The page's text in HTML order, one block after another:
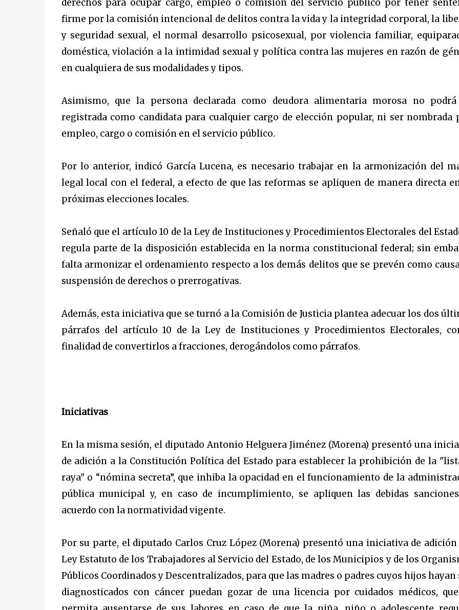
derechos para ocupar cargo, empleo o comisión del servicio público por tener
firme por la comisión intencional de delitos contra la vida y la integridad corporal, la
y seguridad sexual, el normal desarrollo psicosexual, por violencia familiar,
doméstica, violación a la intimidad sexual y política contra las mujeres en razón de
en cualquiera de sus modalidades y tipos.
Asimismo, que la persona declarada como deudora alimentaria morosa no
registrada como candidata para cualquier cargo de elección popular, ni ser nombrada
empleo, cargo o comisión en el servicio público.
Por lo anterior, indicó García Lucena, es necesario trabajar en la armonización del
legal local con el federal, a efecto de que las reformas se apliquen de manera directa
próximas elecciones locales.
Señaló que el artículo 10 de la Ley de Instituciones y Procedimientos Electorales del
regula parte de la disposición establecida en la norma constitucional federal; sin
falta armonizar el ordenamiento respecto a los demás delitos que se prevén como
suspensión de derechos o prerrogativas.
Además, esta iniciativa que se turnó a la Comisión de Justicia plantea adecuar los dos
párrafos del artículo 10 de la Ley de Instituciones y Procedimientos Electorales,
finalidad de convertirlos a fracciones, derogándolos como párrafos.
Iniciativas
En la misma sesión, el diputado Antonio Helguera Jiménez (Morena) presentó una
de adición a la Constitución Política del Estado para establecer la prohibición de la
raya" o “nómina secreta”, que inhiba la opacidad en el funcionamiento de la
pública municipal y, en caso de incumplimiento, se apliquen las debidas
acuerdo con la normatividad vigente.
Por su parte, el diputado Carlos Cruz López (Morena) presentó una iniciativa de
Ley Estatuto de los Trabajadores al Servicio del Estado, de los Municipios y de los
Públicos Coordinados y Descentralizados, para que las madres o padres cuyos hijos hayan
diagnosticados con cáncer puedan gozar de una licencia por cuidados médicos,